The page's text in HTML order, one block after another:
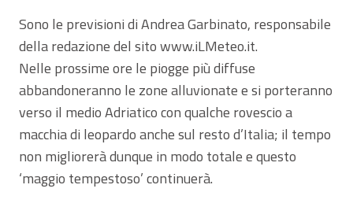
Sono le previsioni di Andrea Garbinato, responsabile
della redazione del sito www.iLMeteo.it.
Nelle prossime ore le piogge più diffuse
abbandoneranno le zone alluvionate e si porteranno
verso il medio Adriatico con qualche rovescio a
macchia di leopardo anche sul resto d’Italia; il tempo
non migliorerà dunque in modo totale e questo
‘maggio tempestoso’ continuerà.